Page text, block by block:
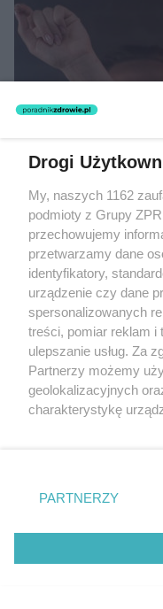
"ESKA Hity na
która rozkręci
Drogi
My, naszych 1162
podmioty z Grupy
przechowujemy
przetwarzamy dane
identyfikatory,
urządzenie czy dane
spersonalizowanych
treści, pomiar reklam i
ulepszanie usług. Za
Partnerzy możemy
geolokalizacyjnych
charakterystykę
zmienić/wycofać
znajdujący się w
rodzaje przetwarzania
użytkownika, ale
przetwarzaniu.
PARTNERZY